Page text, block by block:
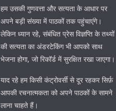
हम उसकी गुणवत्ता और सत्यता के आधार पर
अपने बड़ी संख्या में पाठकों तक पहुंचाएंगे।
लेकिन ध्यान रहे, संबंधित प्रेस विज्ञप्ति के तथ्यों
की सत्यता का अंडरटेकिंग भी आपको साथ
भेजना होगा, जो रिकॉर्ड में सुरक्षित रखा जाएगा।
याद रहे हम किसी कंट्रोवर्सी से दूर रहकर सिर्फ़
आपकी रचनात्मकता को अपने पाठकों के सामने
लाना चाहते हैं।